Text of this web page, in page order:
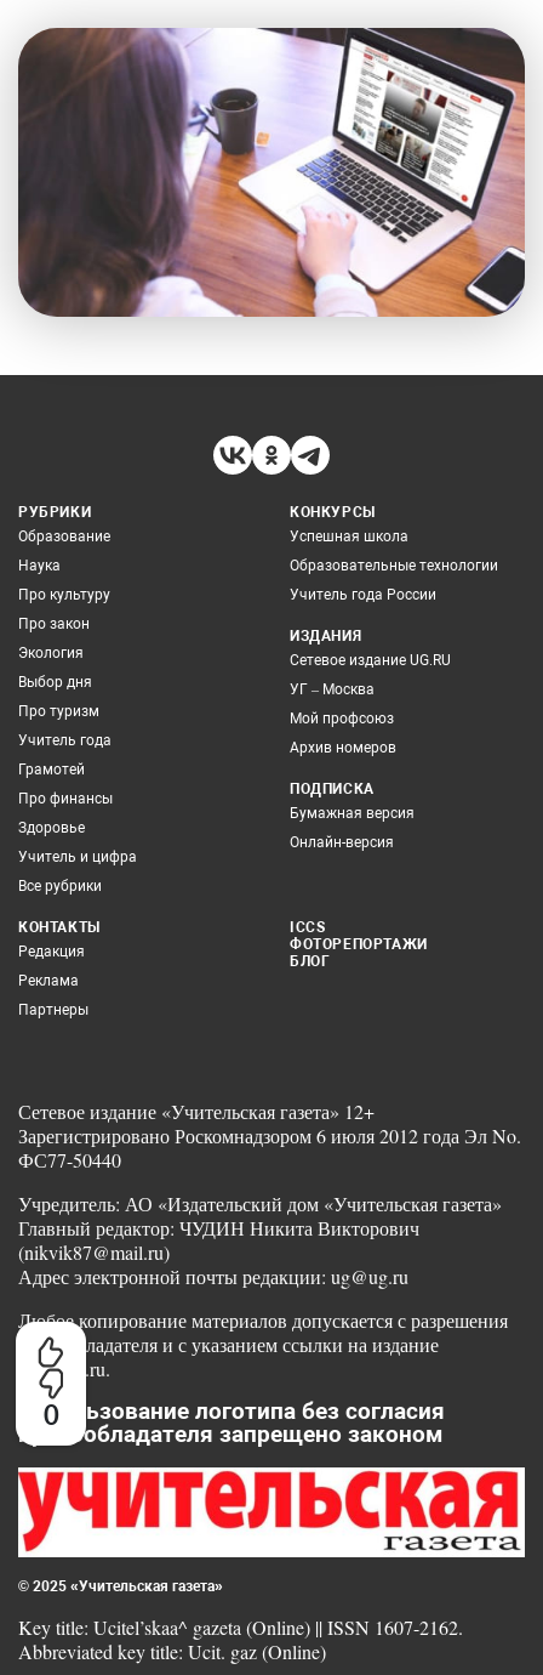
0
РУБРИКИ
Образование
Наука
Про культуру
Про закон
Экология
Выбор дня
Про туризм
Учитель года
Грамотей
Про финансы
Здоровье
Учитель и цифра
Все рубрики
КОНКУРСЫ
Успешная школа
Образовательные технологии
Учитель года России
ИЗДАНИЯ
Сетевое издание UG.RU
УГ – Москва
Мой профсоюз
Архив номеров
ПОДПИСКА
Бумажная версия
Онлайн-версия
КОНТАКТЫ
Редакция
Реклама
Партнеры
ICCS
ФОТОРЕПОРТАЖИ
БЛОГ
Сетевое издание «Учительская газета» 12+
Зарегистрировано Роскомнадзором 6 июля 2012 года Эл No.
ФС77-50440
Учредитель: АО «Издательский дом «Учительская газета»
Главный редактор: ЧУДИН Никита Викторович
(nikvik87@mail.ru)
Адрес электронной почты редакции: ug@ug.ru
Любое копирование материалов допускается с разрешения
правообладателя и с указанием ссылки на издание
www.ug.ru.
Использование логотипа без согласия
правообладателя запрещено законом
© 2025 «Учительская газета»
Key title: Ucitel’skaa^ gazeta (Online) || ISSN 1607-2162.
Abbreviated key title: Ucit. gaz (Online)